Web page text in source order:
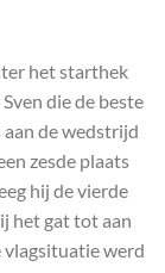
het starthek
die de beste
de wedstrijd
zesde plaats
hij de vierde
het gat tot aan
vlagsituatie werd